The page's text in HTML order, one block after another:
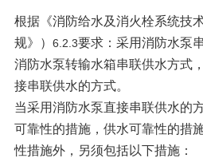
根据《消防给水及消火栓系统技术
规》）
6.2.3要求：采用消防水泵
消防水泵转输水箱串联供水方式
接串联供水的方式。
当采用消防水泵直接串联供水的
可靠性的措施，供水可靠性的措
性措施外，另须包括以下措施：